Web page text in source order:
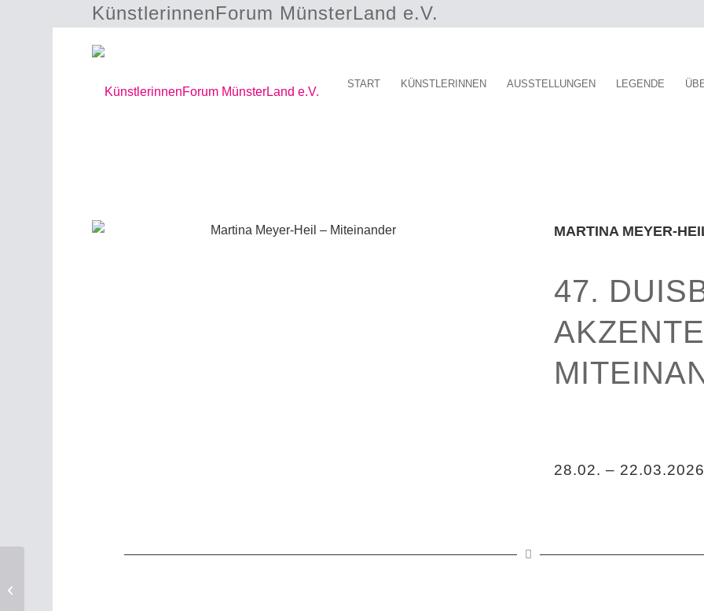
KünstlerinnenForum MünsterLand e.V.
START KÜNSTLERINNEN AUSSTELLUNGEN LEGENDE
MARTINA MEYER-
47.
28.02. – 22.03.2026